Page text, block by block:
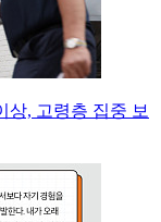
상, 고령층 집중 보